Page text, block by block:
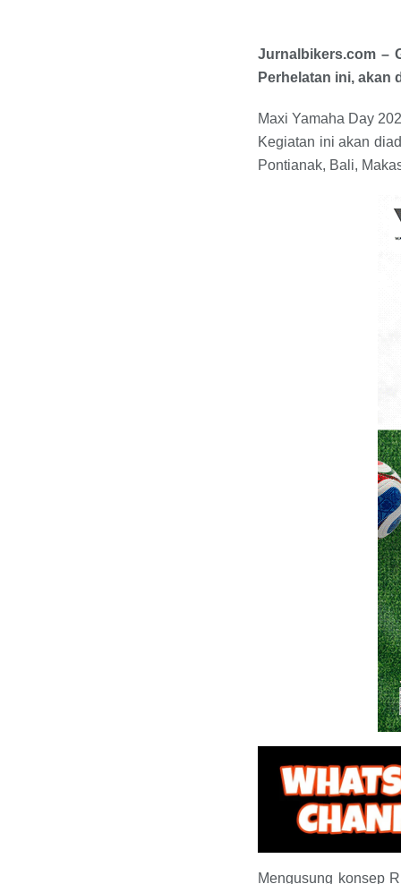
Jurnalbikers.com –
Perhelatan ini, akan
Maxi Yamaha Day
Kegiatan ini akan
Pontianak, Bali,
Mengusung konsep